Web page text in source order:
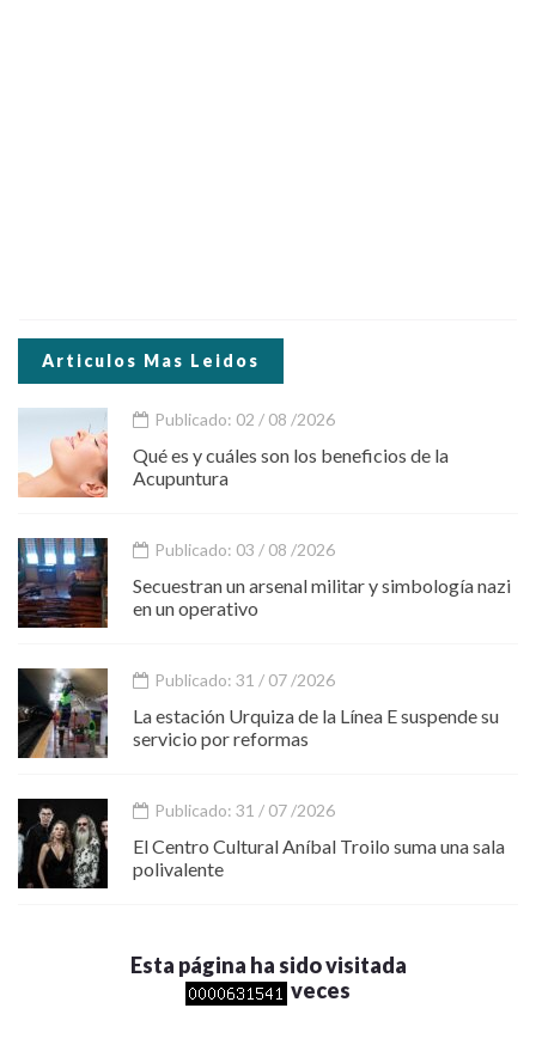
Articulos Mas Leidos
Publicado: 02 / 08 /2026
Qué es y cuáles son los beneficios de la
Acupuntura
Publicado: 03 / 08 /2026
Secuestran un arsenal militar y simbología nazi
en un operativo
Publicado: 31 / 07 /2026
La estación Urquiza de la Línea E suspende su
servicio por reformas
Publicado: 31 / 07 /2026
El Centro Cultural Aníbal Troilo suma una sala
polivalente
Esta página ha sido visitada
veces